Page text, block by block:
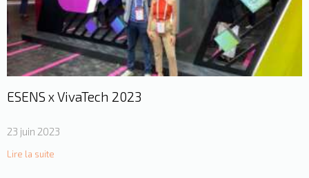
ESENS x VivaTech 2023
23 juin 2023
Lire la suite